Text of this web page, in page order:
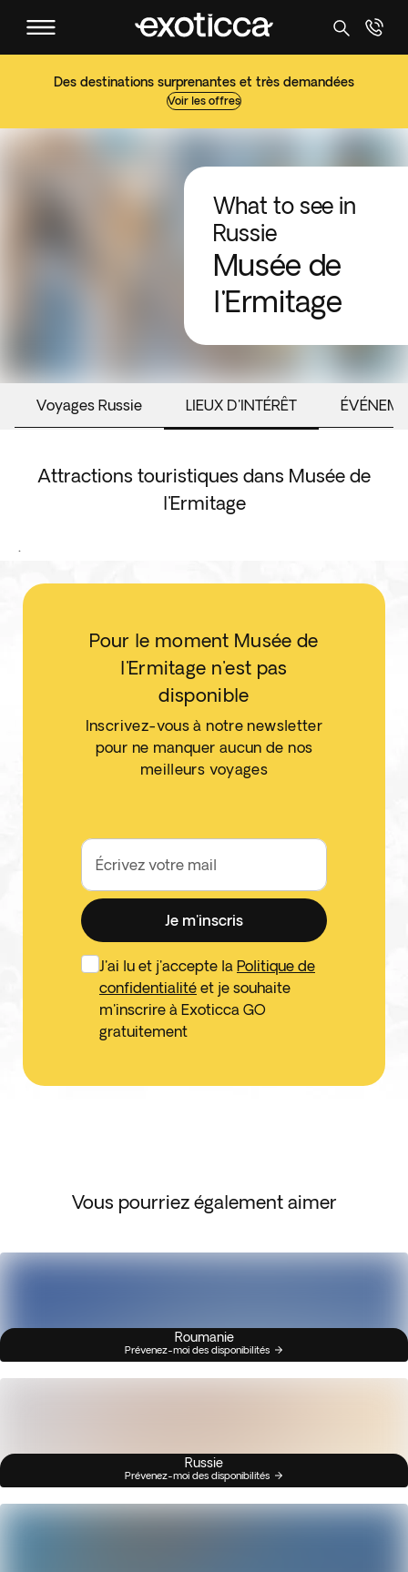
Des destinations surprenantes et très demandées
Voir les offres
What to see in
Russie
Musée de
l'Ermitage
Voyages Russie LIEUX D'INTÉRÊT
Attractions touristiques dans Musée de
l'Ermitage
.
Pour le moment Musée de
l'Ermitage n'est pas
disponible
Inscrivez-vous à notre newsletter
pour ne manquer aucun de nos
meilleurs voyages
Écrivez votre mail
Je m'inscris
J'ai lu et j'accepte la Politique de
confidentialité et je souhaite
m'inscrire à Exoticca GO
gratuitement
Vous pourriez également aimer
Roumanie
Prévenez-moi des disponibilités
Russie
Prévenez-moi des disponibilités